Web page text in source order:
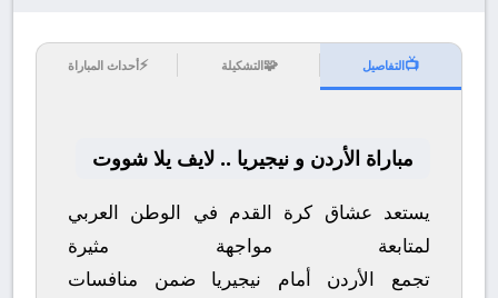
📺التفاصيل 🧩التشكيلة ⚡أحداث المباراة
مباراة الأردن و نيجيريا .. لايف يلا شووت
يستعد عشاق كرة القدم في الوطن العربي
لمتابعة مواجهة مثيرة
تجمع الأردن أمام نيجيريا ضمن منافسات